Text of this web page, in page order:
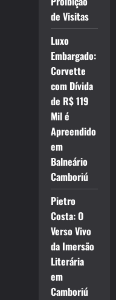
de Visitas
Luxo
Embargado:
Corvette
com Dívida
de R$ 119
Mil é
Apreendido
em
Balneário
Camboriú
Pietro
Costa: O
Verso Vivo
da Imersão
Literária
em
Camboriú